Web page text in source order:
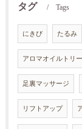
タグ Tags
にきび たるみ
アロマオイルトリ
足裏マッサージ
リフトアップ